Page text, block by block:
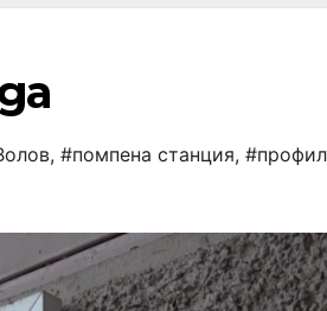
, #помпена станция,